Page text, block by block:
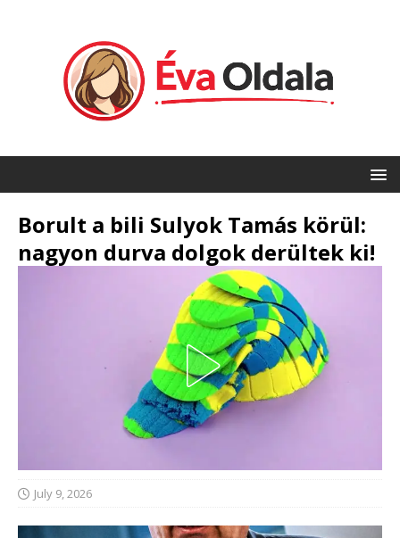
Borult a bili Sulyok Tamás körül:
nagyon durva dolgok derültek ki!
July 9, 2026